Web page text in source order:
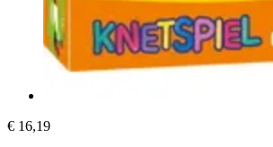
€ 16,19